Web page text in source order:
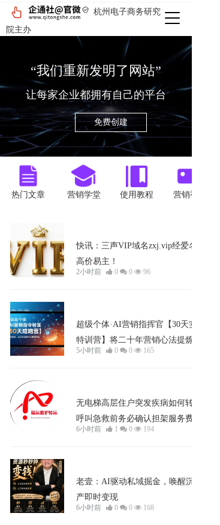
杭州电子商务研究
院主办
“我们重新发明了网站”
让每家企业都拥有自己的平台
免费创建
热门文章 营销学堂 使用教程 营销视频
按钮 按钮 按钮 按钮
快讯：三声VIP域名zxj.vip经爱名网
高价易主！
2小时前 0 0 96
超级个体·AI营销指挥官【30天实战
特训营】将二十年营销心法提炼为精
准AI指令，一句输入，直击客户决策
5小时前 0 0 165
无电梯高层住户突发疾病如何转运？
呼叫急救前务必确认担架服务费用
6小时前 1 0 194
老壹：AI驱动私域掘金，唤醒沉睡资
产即时变现
6小时前 0 0 168